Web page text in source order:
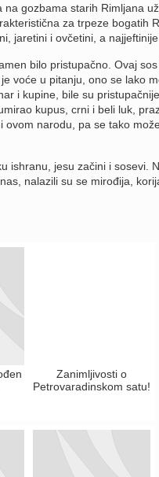
gozbama starih Rimljana
za trpeze bogatih
jaretini i ovčetini, a
bilo pristupačno. Ovaj
voće u pitanju, ono se lako
i kupine, bile su
kupus, crni i beli luk,
narodu, pa se tako
ishranu, jesu začini i sosevi.
nalazili su se mirođija,
Zanimljivosti o
Petrovaradinskom satu!